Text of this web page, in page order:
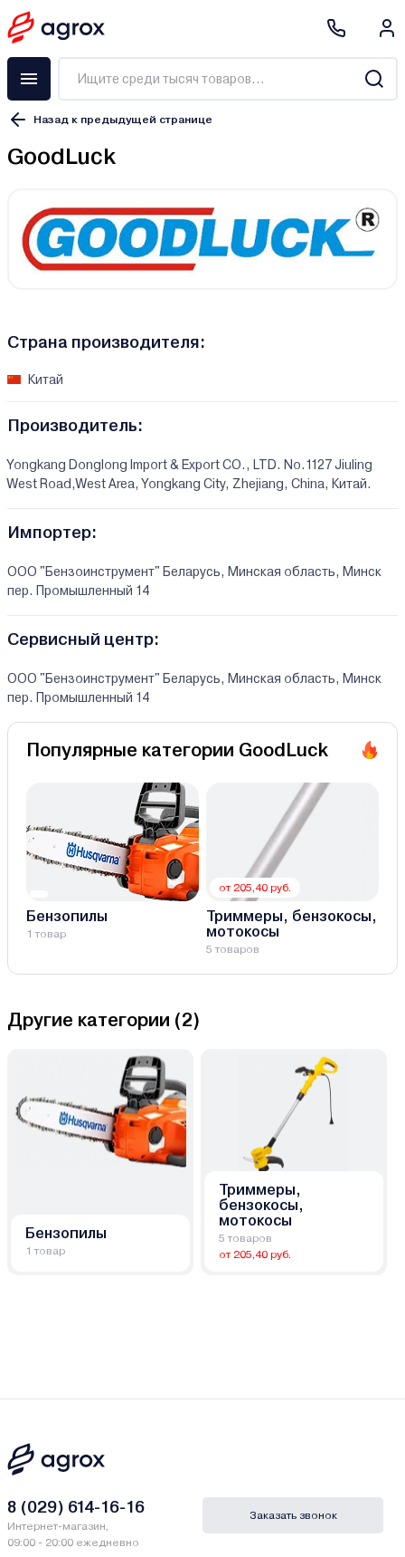
Назад к предыдущей странице
GoodLuck
Страна производителя:
Китай
Производитель:
Yongkang Donglong Import & Export CO., LTD. No.1127 Jiuling
West Road,West Area, Yongkang City, Zhejiang, China, Китай.
Импортер:
ООО "Бензоинструмент" Беларусь, Минская область, Минск
пер. Промышленный 14
Сервисный центр:
ООО "Бензоинструмент" Беларусь, Минская область, Минск
пер. Промышленный 14
Популярные категории GoodLuck
Бензопилы
1 товар
от 205,40 руб.
Триммеры, бензокосы,
мотокосы
5 товаров
Другие категории (2)
Бензопилы
1 товар
Триммеры,
бензокосы,
мотокосы
5 товаров
от 205,40 руб.
8 (029) 614-16-16
Интернет-магазин,
09:00 - 20:00 ежедневно
Заказать звонок